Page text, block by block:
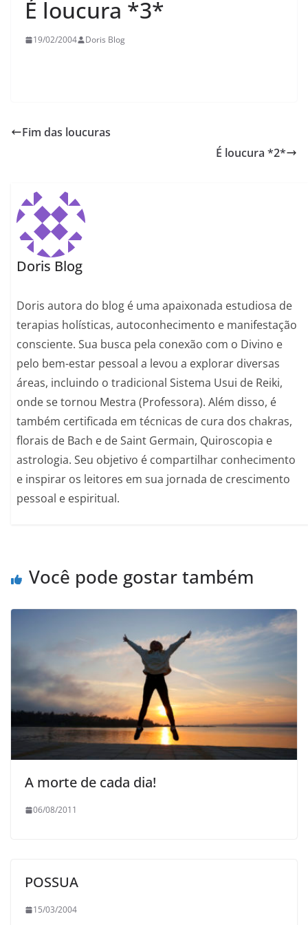
É loucura *3*
19/02/2004 Doris Blog
Fim das loucuras
É loucura *2*
Doris Blog
Doris autora do blog é uma apaixonada estudiosa de
terapias holísticas, autoconhecimento e manifestação
consciente. Sua busca pela conexão com o Divino e
pelo bem-estar pessoal a levou a explorar diversas
áreas, incluindo o tradicional Sistema Usui de Reiki,
onde se tornou Mestra (Professora). Além disso, é
também certificada em técnicas de cura dos chakras,
florais de Bach e de Saint Germain, Quiroscopia e
astrologia. Seu objetivo é compartilhar conhecimento
e inspirar os leitores em sua jornada de crescimento
pessoal e espiritual.
Você pode gostar também
A morte de cada dia!
06/08/2011
POSSUA
15/03/2004